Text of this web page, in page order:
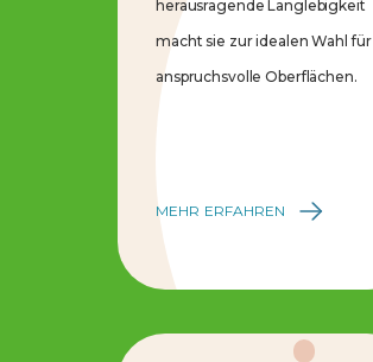
herausragende Langlebigkeit
macht sie zur idealen Wahl für
anspruchsvolle Oberflächen.
MEHR ERFAHREN